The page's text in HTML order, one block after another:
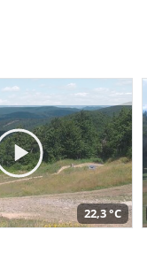
22,3 °C